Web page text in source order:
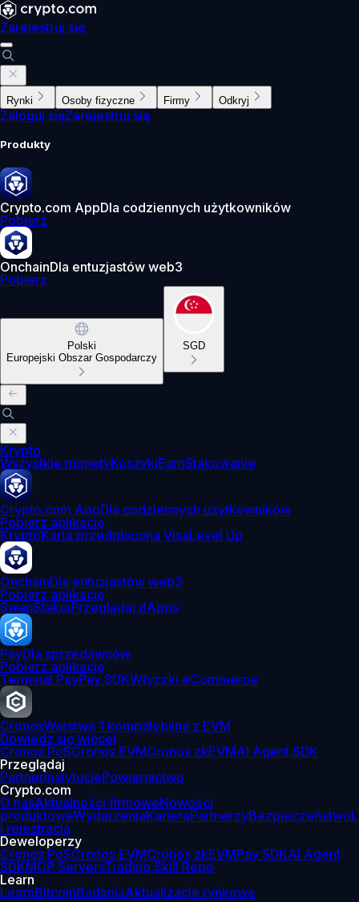
Zarejestruj się
Rynki Osoby fizyczne Firmy Odkryj
Zaloguj sięZarejestruj się
Produkty
Crypto.com AppDla codziennych użytkowników
Pobierz
OnchainDla entuzjastów web3
Pobierz
Polski
Europejski Obszar Gospodarczy
SGD
Krypto
Wszystkie monetyKoszykiEarnStakowanie
Crypto.com AppDla codziennych użytkowników
Pobierz aplikację
KryptoKarta przedpłacona VisaLevel Up
OnchainDla entuzjastów web3
Pobierz aplikację
SwapStakujPrzeglądaj dApps
PayDla sprzedawców
Pobierz aplikację
Terminal PayPay SDKWtyczki eCommerce
CronosWarstwa 1 kompatybilna z EVM
Dowiedz się więcej
Cronos PoSCronos EVMCronos zkEVMAI Agent SDK
Przeglądaj
PartnerInstytucjePowiernictwo
Crypto.com
O nasAktualności firmoweNowości
produktoweWydarzeniaKarieraPartnerzyBezpieczeństwo
i rejestracja
Deweloperzy
Cronos PoSCronos EVMCronos zkEVMPay SDKAI Agent
SDKMCP ServersTrading Skill Repo
Learn
LearnBitcoinBadaniaAktualizacje rynkowe